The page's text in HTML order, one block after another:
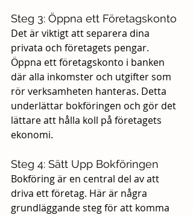
Steg 3: Öppna ett Företagskonto
Det är viktigt att separera dina
privata och företagets pengar.
Öppna ett företagskonto i banken
där alla inkomster och utgifter som
rör verksamheten hanteras. Detta
underlättar bokföringen och gör det
lättare att hålla koll på företagets
ekonomi.
Steg 4: Sätt Upp Bokföringen
Bokföring är en central del av att
driva ett företag. Här är några
grundläggande steg för att komma